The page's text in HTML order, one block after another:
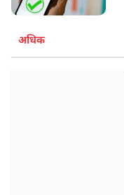
अधिक